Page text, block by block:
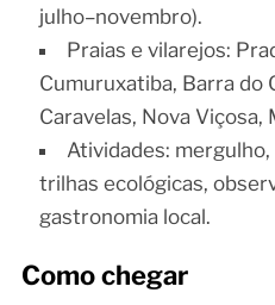
julho–novembro).
Praias e vilarejos:
Cumuruxatiba, Barra do
Caravelas, Nova Viçosa,
Atividades:
trilhas ecológicas,
gastronomia local.
Como chegar